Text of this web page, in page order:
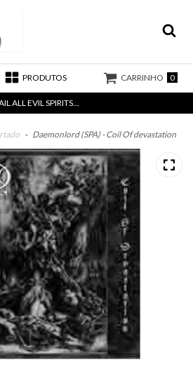
PRODUTOS CARRINHO 0
ALL EVIL SPIRITS...
- Daemonlord (SPA) - Coil Of devastation